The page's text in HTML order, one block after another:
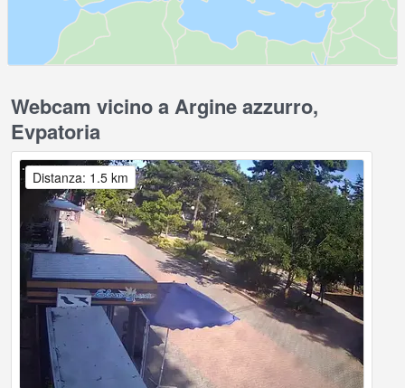
Webcam vicino a Argine azzurro,
Evpatoria
Distanza: 1.5 km